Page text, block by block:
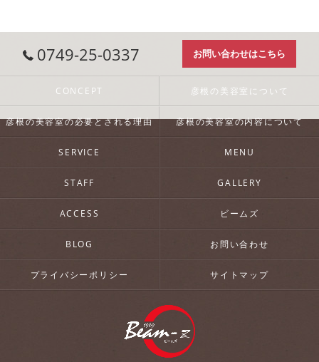
0749-25-0337 お問い合わせはこちら
CONCEPT 彦根の美容室について
彦根の美容室の必要とされる理由 彦根の美容室の内容について
SERVICE MENU
STAFF GALLERY
ACCESS ビームズ
BLOG お問い合わせ
プライバシーポリシー サイトマップ